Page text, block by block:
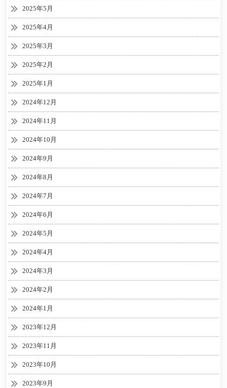
2025年5月
2025年4月
2025年3月
2025年2月
2025年1月
2024年12月
2024年11月
2024年10月
2024年9月
2024年8月
2024年7月
2024年6月
2024年5月
2024年4月
2024年3月
2024年2月
2024年1月
2023年12月
2023年11月
2023年10月
2023年9月